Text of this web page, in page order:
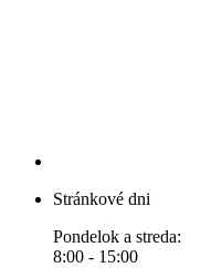
Stránkové dni
Pondelok a streda:
8:00 - 15:00